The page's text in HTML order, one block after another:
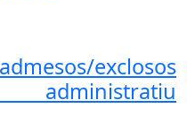
exclosos